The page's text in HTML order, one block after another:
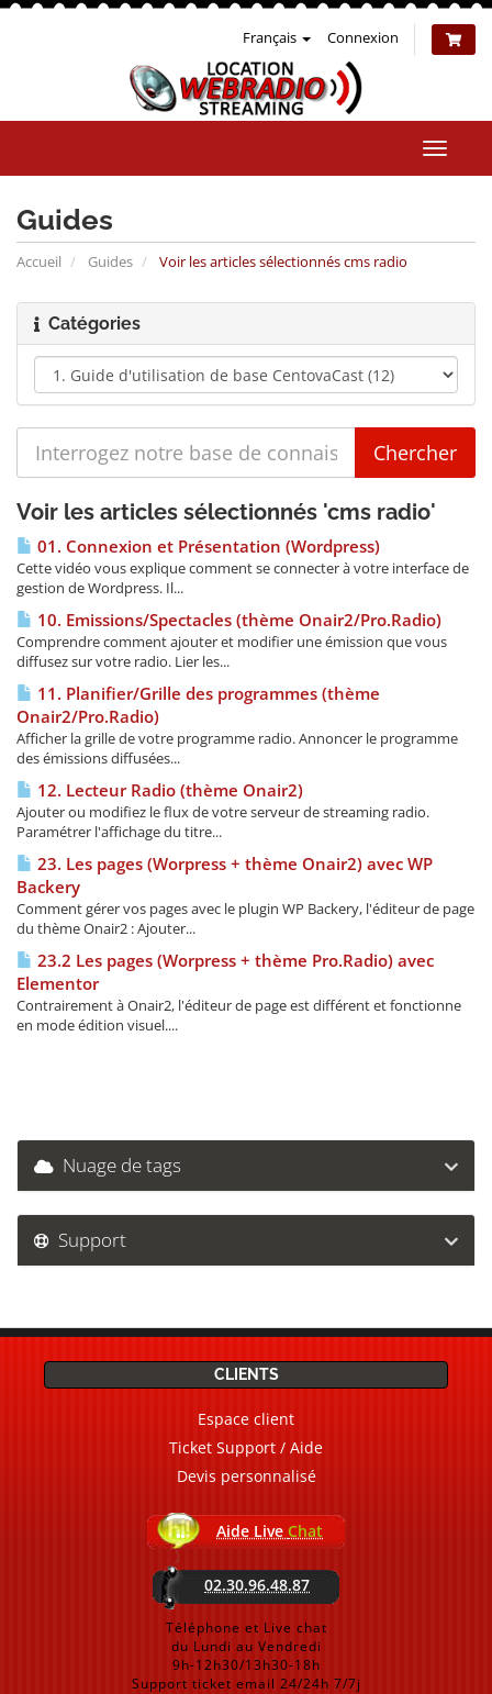
Français Connexion
la
Guides
Accueil Guides Voir les articles sélectionnés cms radio
Catégories
Voir les articles sélectionnés 'cms radio'
01. Connexion et Présentation (Wordpress)
Cette vidéo vous explique comment se connecter à votre interface de
gestion de Wordpress. Il...
10. Emissions/Spectacles (thème Onair2/Pro.Radio)
Comprendre comment ajouter et modifier une émission que vous
diffusez sur votre radio. Lier les...
11. Planifier/Grille des programmes (thème
Onair2/Pro.Radio)
Afficher la grille de votre programme radio. Annoncer le programme
des émissions diffusées...
12. Lecteur Radio (thème Onair2)
Ajouter ou modifiez le flux de votre serveur de streaming radio.
Paramétrer l'affichage du titre...
23. Les pages (Worpress + thème Onair2) avec WP
Backery
Comment gérer vos pages avec le plugin WP Backery, l'éditeur de page
du thème Onair2 : Ajouter...
23.2 Les pages (Worpress + thème Pro.Radio) avec
Elementor
Contrairement à Onair2, l'éditeur de page est différent et fonctionne
en mode édition visuel....
Nuage de tags
Support
CLIENTS
Espace client
Ticket Support / Aide
Devis personnalisé
Aide Live Chat
02.30.96.48.87
Téléphone et Live chat
du Lundi au Vendredi
9h-12h30/13h30-18h
Support ticket email 24/24h 7/7j